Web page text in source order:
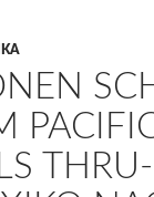
PACIFIC